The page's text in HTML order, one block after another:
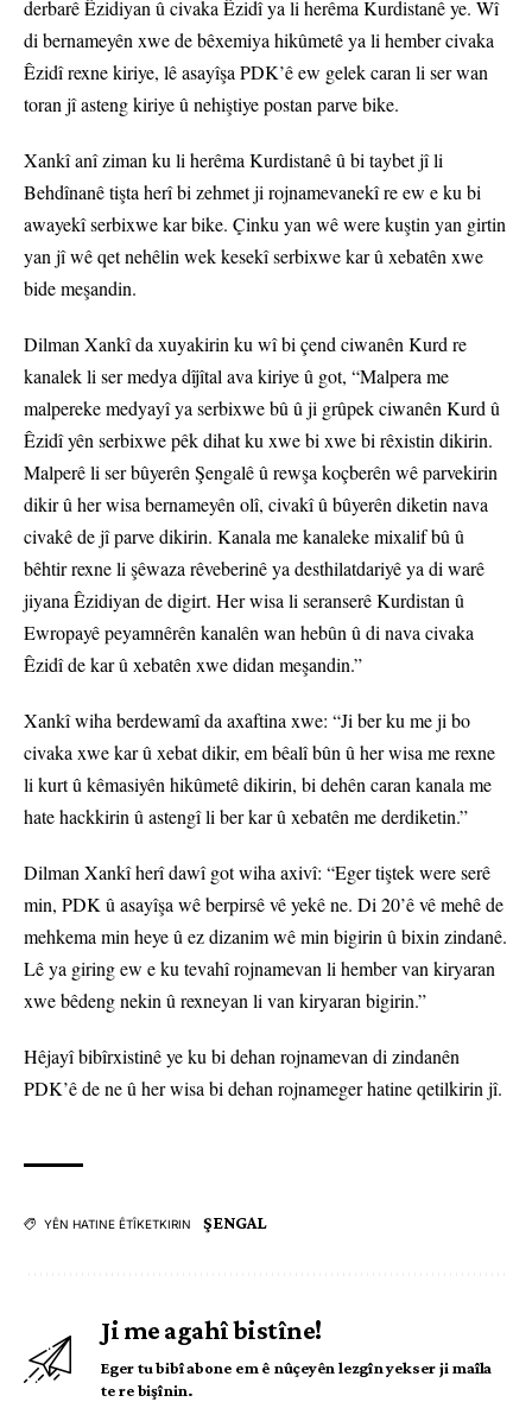
derbarê Êzidiyan û civaka Êzidî ya li herêma Kurdistanê ye. Wî
di bernameyên xwe de bêxemiya hikûmetê ya li hember civaka
Êzidî rexne kiriye, lê asayîşa PDK’ê ew gelek caran li ser wan
toran jî asteng kiriye û nehiştiye postan parve bike.
Xankî anî ziman ku li herêma Kurdistanê û bi taybet jî li
Behdînanê tişta herî bi zehmet ji rojnamevanekî re ew e ku bi
awayekî serbixwe kar bike. Çinku yan wê were kuştin yan girtin
yan jî wê qet nehêlin wek kesekî serbixwe kar û xebatên xwe
bide meşandin.
Dilman Xankî da xuyakirin ku wî bi çend ciwanên Kurd re
kanalek li ser medya dîjîtal ava kiriye û got, “Malpera me
malpereke medyayî ya serbixwe bû û ji grûpek ciwanên Kurd û
Êzidî yên serbixwe pêk dihat ku xwe bi xwe bi rêxistin dikirin.
Malperê li ser bûyerên Şengalê û rewşa koçberên wê parvekirin
dikir û her wisa bernameyên olî, civakî û bûyerên diketin nava
civakê de jî parve dikirin. Kanala me kanaleke mixalif bû û
bêhtir rexne li şêwaza rêveberinê ya desthilatdariyê ya di warê
jiyana Êzidiyan de digirt. Her wisa li seranserê Kurdistan û
Ewropayê peyamnêrên kanalên wan hebûn û di nava civaka
Êzidî de kar û xebatên xwe didan meşandin.”
Xankî wiha berdewamî da axaftina xwe: “Ji ber ku me ji bo
civaka xwe kar û xebat dikir, em bêalî bûn û her wisa me rexne
li kurt û kêmasiyên hikûmetê dikirin, bi dehên caran kanala me
hate hackkirin û astengî li ber kar û xebatên me derdiketin.”
Dilman Xankî herî dawî got wiha axivî: “Eger tiştek were serê
min, PDK û asayîşa wê berpirsê vê yekê ne. Di 20’ê vê mehê de
mehkema min heye û ez dizanim wê min bigirin û bixin zindanê.
Lê ya giring ew e ku tevahî rojnamevan li hember van kiryaran
xwe bêdeng nekin û rexneyan li van kiryaran bigirin.”
Hêjayî bibîrxistinê ye ku bi dehan rojnamevan di zindanên
PDK’ê de ne û her wisa bi dehan rojnameger hatine qetilkirin jî.
YÊN HATINE ÊTÎKETKIRIN ŞENGAL
Ji me agahî bistîne!
Eger tu bibî abone em ê nûçeyên lezgîn yekser ji maîla
te re bişînin.